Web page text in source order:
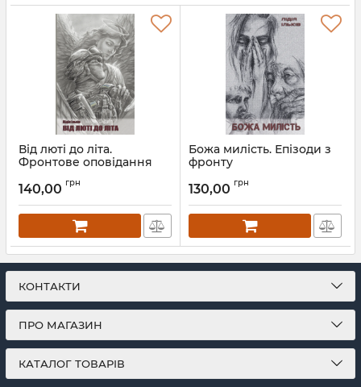
Від люті до літа.
Фронтове оповідання
140,00 грн
Божа милість. Епізоди з
фронту
130,00 грн
КОНТАКТИ
ПРО МАГАЗИН
КАТАЛОГ ТОВАРІВ